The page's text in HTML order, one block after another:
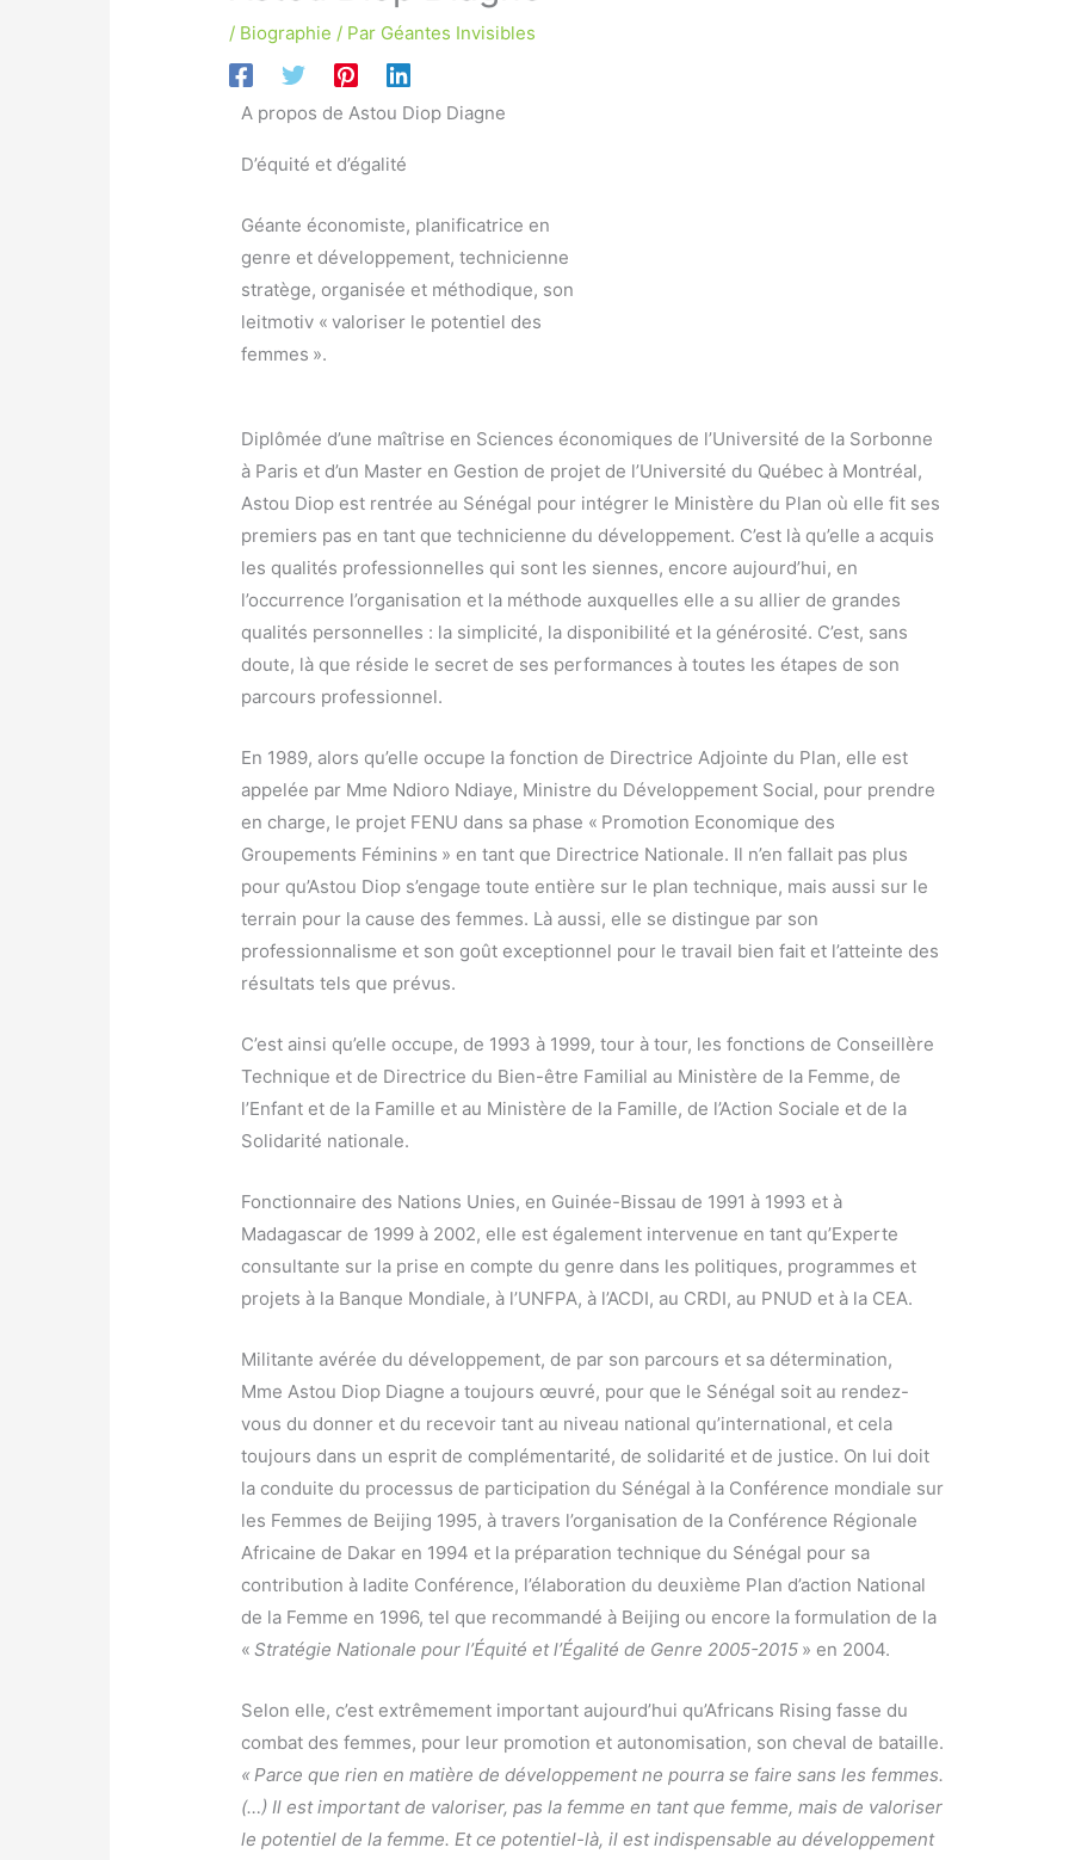
/ Biographie / Par Géantes Invisibles
A propos de Astou Diop Diagne
D’équité et d’égalité
Géante économiste, planificatrice en
genre et développement, technicienne
stratège, organisée et méthodique, son
leitmotiv « valoriser le potentiel des
femmes ».
Diplômée d’une maîtrise en Sciences économiques de l’Université de la Sorbonne
à Paris et d’un Master en Gestion de projet de l’Université du Québec à Montréal,
Astou Diop est rentrée au Sénégal pour intégrer le Ministère du Plan où elle fit ses
premiers pas en tant que technicienne du développement. C’est là qu’elle a acquis
les qualités professionnelles qui sont les siennes, encore aujourd’hui, en
l’occurrence l’organisation et la méthode auxquelles elle a su allier de grandes
qualités personnelles : la simplicité, la disponibilité et la générosité. C’est, sans
doute, là que réside le secret de ses performances à toutes les étapes de son
parcours professionnel.
En 1989, alors qu’elle occupe la fonction de Directrice Adjointe du Plan, elle est
appelée par Mme Ndioro Ndiaye, Ministre du Développement Social, pour prendre
en charge, le projet FENU dans sa phase « Promotion Economique des
Groupements Féminins » en tant que Directrice Nationale. Il n’en fallait pas plus
pour qu’Astou Diop s’engage toute entière sur le plan technique, mais aussi sur le
terrain pour la cause des femmes. Là aussi, elle se distingue par son
professionnalisme et son goût exceptionnel pour le travail bien fait et l’atteinte des
résultats tels que prévus.
C’est ainsi qu’elle occupe, de 1993 à 1999, tour à tour, les fonctions de Conseillère
Technique et de Directrice du Bien-être Familial au Ministère de la Femme, de
l’Enfant et de la Famille et au Ministère de la Famille, de l’Action Sociale et de la
Solidarité nationale.
Fonctionnaire des Nations Unies, en Guinée-Bissau de 1991 à 1993 et à
Madagascar de 1999 à 2002, elle est également intervenue en tant qu’Experte
consultante sur la prise en compte du genre dans les politiques, programmes et
projets à la Banque Mondiale, à l’UNFPA, à l’ACDI, au CRDI, au PNUD et à la CEA.
Militante avérée du développement, de par son parcours et sa détermination,
Mme Astou Diop Diagne a toujours œuvré, pour que le Sénégal soit au rendez-
vous du donner et du recevoir tant au niveau national qu’international, et cela
toujours dans un esprit de complémentarité, de solidarité et de justice. On lui doit
la conduite du processus de participation du Sénégal à la Conférence mondiale sur
les Femmes de Beijing 1995, à travers l’organisation de la Conférence Régionale
Africaine de Dakar en 1994 et la préparation technique du Sénégal pour sa
contribution à ladite Conférence, l’élaboration du deuxième Plan d’action National
de la Femme en 1996, tel que recommandé à Beijing ou encore la formulation de la
«Stratégie Nationale pour l’Équité et l’Égalité de Genre 2005-2015 » en 2004.
Selon elle, c’est extrêmement important aujourd’hui qu’Africans Rising fasse du
combat des femmes, pour leur promotion et autonomisation, son cheval de bataille.
« Parce que rien en matière de développement ne pourra se faire sans les femmes.
(…) Il est important de valoriser, pas la femme en tant que femme, mais de valoriser
le potentiel de la femme. Et ce potentiel-là, il est indispensable au développement